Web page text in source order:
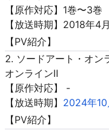
【原作対応】1巻〜3巻
【放送時期】2018年4
【PV紹介】
ソードアート・オン
オンラインⅡ
【原作対応】 -
【放送時期】 2024年10
【PV紹介】